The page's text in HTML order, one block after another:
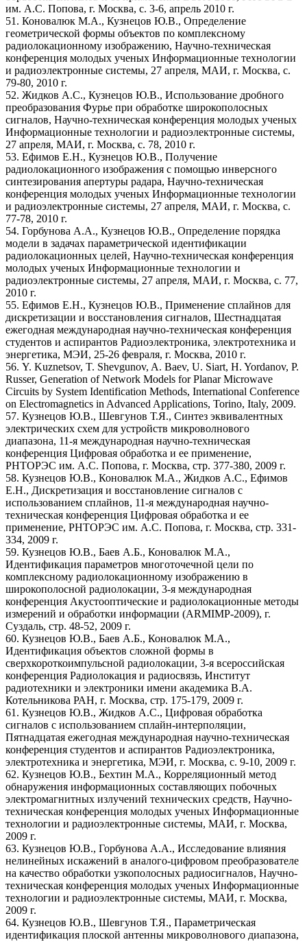
им. А.С. Попова, г. Москва, с. 3-6, апрель 2010 г.
51. Коновалюк М.А., Кузнецов Ю.В., Определение
геометрической формы объектов по комплексному
радиолокационному изображению, Научно-техническая
конференция молодых ученых Информационные технологии
и радиоэлектронные системы, 27 апреля, МАИ, г. Москва, с.
79-80, 2010 г.
52. Жидков А.С., Кузнецов Ю.В., Использование дробного
преобразования Фурье при обработке широкополосных
сигналов, Научно-техническая конференция молодых ученых
Информационные технологии и радиоэлектронные системы,
27 апреля, МАИ, г. Москва, с. 78, 2010 г.
53. Ефимов Е.Н., Кузнецов Ю.В., Получение
радиолокационного изображения с помощью инверсного
синтезирования апертуры радара, Научно-техническая
конференция молодых ученых Информационные технологии
и радиоэлектронные системы, 27 апреля, МАИ, г. Москва, с.
77-78, 2010 г.
54. Горбунова А.А., Кузнецов Ю.В., Определение порядка
модели в задачах параметрической идентификации
радиолокационных целей, Научно-техническая конференция
молодых ученых Информационные технологии и
радиоэлектронные системы, 27 апреля, МАИ, г. Москва, с. 77,
2010 г.
55. Ефимов Е.Н., Кузнецов Ю.В., Применение сплайнов для
дискретизации и восстановления сигналов, Шестнадцатая
ежегодная международная научно-техническая конференция
студентов и аспирантов Радиоэлектроника, электротехника и
энергетика, МЭИ, 25-26 февраля, г. Москва, 2010 г.
56. Y. Kuznetsov, T. Shevgunov, A. Baev, U. Siart, H. Yordanov, P.
Russer, Generation of Network Models for Planar Microwave
Circuits by System Identification Methods, International Conference
on Electromagnetics in Advanced Applications, Torino, Italy, 2009.
57. Кузнецов Ю.В., Шевгунов Т.Я., Синтез эквивалентных
электрических схем для устройств микроволнового
диапазона, 11-я международная научно-техническая
конференция Цифровая обработка и ее применение,
РНТОРЭС им. А.С. Попова, г. Москва, стр. 377-380, 2009 г.
58. Кузнецов Ю.В., Коновалюк М.А., Жидков А.С., Ефимов
Е.Н., Дискретизация и восстановление сигналов с
использованием сплайнов, 11-я международная научно-
техническая конференция Цифровая обработка и ее
применение, РНТОРЭС им. А.С. Попова, г. Москва, стр. 331-
334, 2009 г.
59. Кузнецов Ю.В., Баев А.Б., Коновалюк М.А.,
Идентификация параметров многоточечной цели по
комплексному радиолокационному изображению в
широкополосной радиолокации, 3-я международная
конференция Акустооптические и радиолокационные методы
измерений и обработки информации (ARMIMP-2009), г.
Суздаль, стр. 48-52, 2009 г.
60. Кузнецов Ю.В., Баев А.Б., Коновалюк М.А.,
Идентификация объектов сложной формы в
сверхкороткоимпульсной радиолокации, 3-я всероссийская
конференция Радиолокация и радиосвязь, Институт
радиотехники и электроники имени академика В.А.
Котельникова РАН, г. Москва, стр. 175-179, 2009 г.
61. Кузнецов Ю.В., Жидков А.С., Цифровая обработка
сигналов с использованием сплайн-интерполяции,
Пятнадцатая ежегодная международная научно-техническая
конференция студентов и аспирантов Радиоэлектроника,
электротехника и энергетика, МЭИ, г. Москва, с. 9-10, 2009 г.
62. Кузнецов Ю.В., Бехтин М.А., Корреляционный метод
обнаружения информационных составляющих побочных
электромагнитных излучений технических средств, Научно-
техническая конференция молодых ученых Информационные
технологии и радиоэлектронные системы, МАИ, г. Москва,
2009 г.
63. Кузнецов Ю.В., Горбунова А.А., Исследование влияния
нелинейных искажений в аналого-цифровом преобразователе
на качество обработки узкополосных радиосигналов, Научно-
техническая конференция молодых ученых Информационные
технологии и радиоэлектронные системы, МАИ, г. Москва,
2009 г.
64. Кузнецов Ю.В., Шевгунов Т.Я., Параметрическая
идентификация плоской антенны микроволнового диапазона,